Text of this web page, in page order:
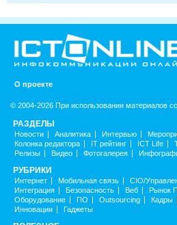
О проекте
© 2004-2026 При использовании материалов
РАЗДЕЛЫ
Новости Аналитика Интервью
Колонка редактора
IT рейтинг ICT Life
Релизы
Видео Фотогалерея
РУБРИКИ
Интернет Мобильная связь CIO/
Интеграция
Безопасность Веб Рынок
Оборудование
ПО Outsourcing Кадры
Инновации
Гаджеты